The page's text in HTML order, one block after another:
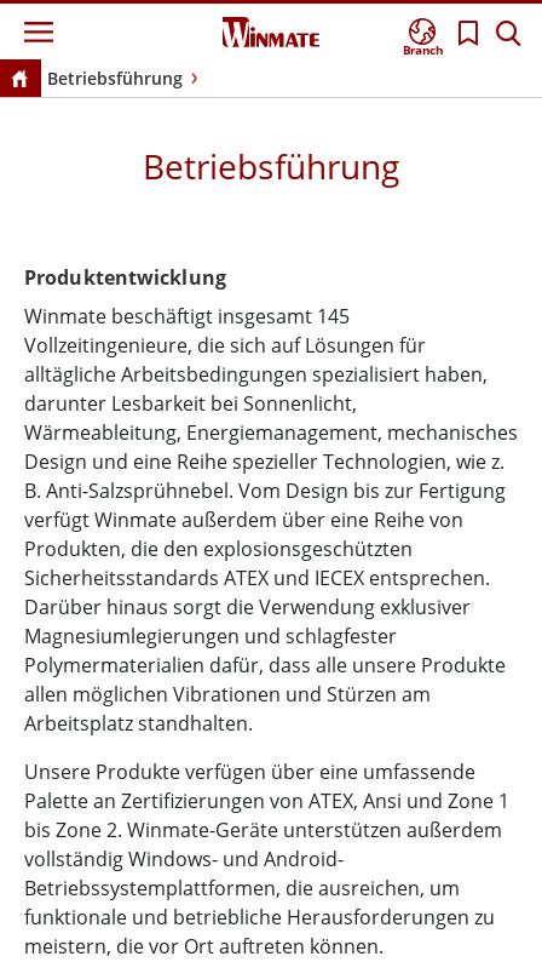
Branch
Betriebsführung
Betriebsführung
Produktentwicklung
Winmate beschäftigt insgesamt 145
Vollzeitingenieure, die sich auf Lösungen für
alltägliche Arbeitsbedingungen spezialisiert haben,
darunter Lesbarkeit bei Sonnenlicht,
Wärmeableitung, Energiemanagement, mechanisches
Design und eine Reihe spezieller Technologien, wie z.
B. Anti-Salzsprühnebel. Vom Design bis zur Fertigung
verfügt Winmate außerdem über eine Reihe von
Produkten, die den explosionsgeschützten
Sicherheitsstandards ATEX und IECEX entsprechen.
Darüber hinaus sorgt die Verwendung exklusiver
Magnesiumlegierungen und schlagfester
Polymermaterialien dafür, dass alle unsere Produkte
allen möglichen Vibrationen und Stürzen am
Arbeitsplatz standhalten.
Unsere Produkte verfügen über eine umfassende
Palette an Zertifizierungen von ATEX, Ansi und Zone 1
bis Zone 2. Winmate-Geräte unterstützen außerdem
vollständig Windows- und Android-
Betriebssystemplattformen, die ausreichen, um
funktionale und betriebliche Herausforderungen zu
meistern, die vor Ort auftreten können.